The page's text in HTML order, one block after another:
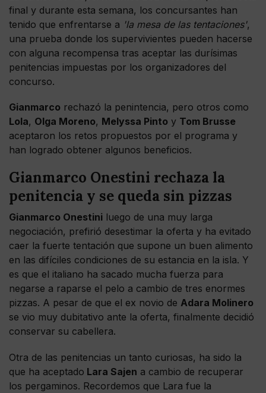
final y durante esta semana, los concursantes han
tenido que enfrentarse a 'la mesa de las tentaciones',
una prueba donde los supervivientes pueden hacerse
con alguna recompensa tras aceptar las durísimas
penitencias impuestas por los organizadores del
concurso.
Gianmarco rechazó la penintencia, pero otros como
Lola, Olga Moreno, Melyssa Pinto y Tom Brusse
aceptaron los retos propuestos por el programa y
han logrado obtener algunos beneficios.
Gianmarco Onestini rechaza la
penitencia y se queda sin pizzas
Gianmarco Onestini luego de una muy larga
negociación, prefirió desestimar la oferta y ha evitado
caer la fuerte tentación que supone un buen alimento
en las difíciles condiciones de su estancia en la isla. Y
es que el italiano ha sacado mucha fuerza para
negarse a raparse el pelo a cambio de tres enormes
pizzas. A pesar de que el ex novio de Adara Molinero
se vio muy dubitativo ante la oferta, finalmente decidió
conservar su cabellera.
Otra de las penitencias un tanto curiosas, ha sido la
que ha aceptado Lara Sajen a cambio de recuperar
los pergaminos. Recordemos que Lara fue la